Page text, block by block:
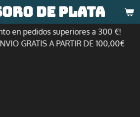
de plata
en pedidos superiores a 300 €!
GRATIS A PARTIR DE 100,00€